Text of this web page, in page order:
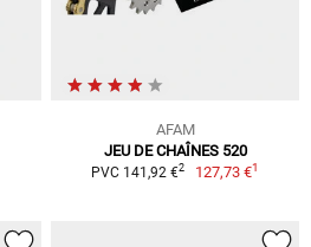
AFAM
JEU DE CHAÎNES 520
PVC 141,92 €2 127,73 €1